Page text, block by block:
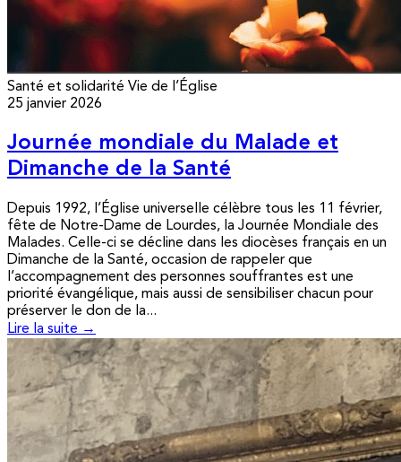
Santé et solidarité Vie de l’Église
25 janvier 2026
Journée mondiale du Malade et
Dimanche de la Santé
Depuis 1992, l’Église universelle célèbre tous les 11 février,
fête de Notre-Dame de Lourdes, la Journée Mondiale des
Malades. Celle-ci se décline dans les diocèses français en un
Dimanche de la Santé, occasion de rappeler que
l’accompagnement des personnes souffrantes est une
priorité évangélique, mais aussi de sensibiliser chacun pour
préserver le don de la...
Lire la suite →